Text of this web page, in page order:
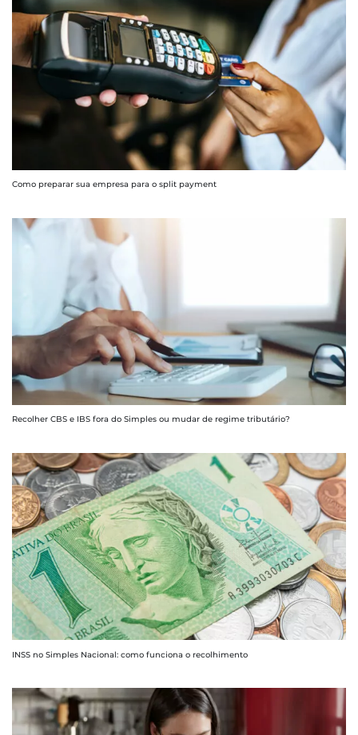
Como preparar sua empresa para o split payment
Recolher CBS e IBS fora do Simples ou mudar de regime tributário?
INSS no Simples Nacional: como funciona o recolhimento